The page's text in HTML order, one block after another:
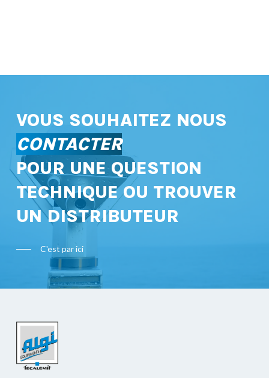
VOUS SOUHAITEZ NOUS
CONTACTER
POUR UNE QUESTION
TECHNIQUE OU TROUVER
UN DISTRIBUTEUR
C'est par ici